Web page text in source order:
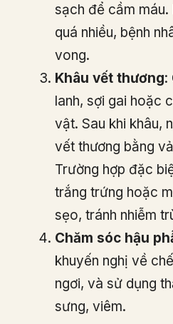
sạch để cầm máu.
quá nhiều, bệnh
vong.
Khâu vết thương:
lanh, sợi gai hoặc
vật. Sau khi khâu,
vết thương bằng
Trường hợp đặc
trắng trứng hoặc
sẹo, tránh nhiễm
Chăm sóc hậu
khuyến nghị về
ngơi, và sử dụng
sưng, viêm.